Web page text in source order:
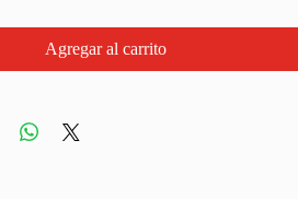
Agregar al carrito